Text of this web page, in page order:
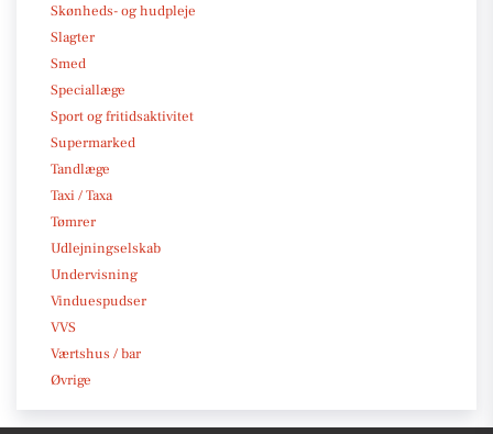
Skønheds- og hudpleje
Slagter
Smed
Speciallæge
Sport og fritidsaktivitet
Supermarked
Tandlæge
Taxi / Taxa
Tømrer
Udlejningselskab
Undervisning
Vinduespudser
VVS
Værtshus / bar
Øvrige